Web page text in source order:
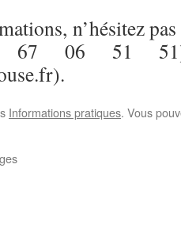
n’hésitez
67 06 51
Informations pratiques. Vous